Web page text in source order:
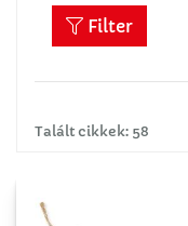
Talált cikkek: 58
Filter